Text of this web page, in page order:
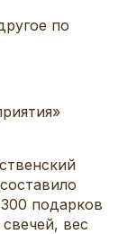
по
»
подарков
вес